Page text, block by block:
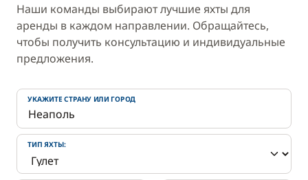
Наши команды выбирают лучшие яхты для
аренды в каждом направлении. Обращайтесь,
чтобы получить консультацию и индивидуальные
предложения.
УКАЖИТЕ СТРАНУ ИЛИ ГОРОД
ТИП ЯХТЫ: